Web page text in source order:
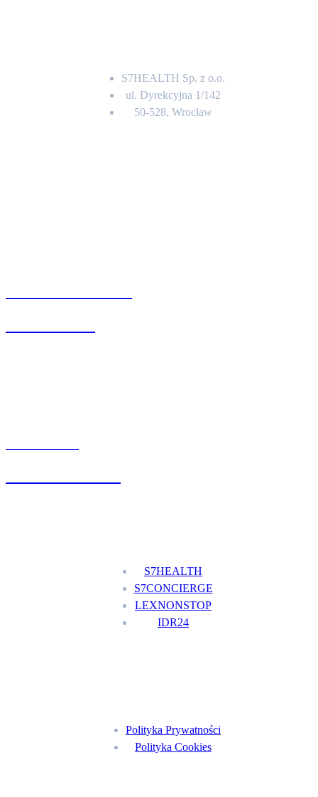
S7HEALTH Sp. z o.o.
ul. Dyrekcyjna 1/142
50-528, Wrocław
S7HEALTH
S7CONCIERGE
LEXNONSTOP
IDR24
Polityka Prywatności
Polityka Cookies